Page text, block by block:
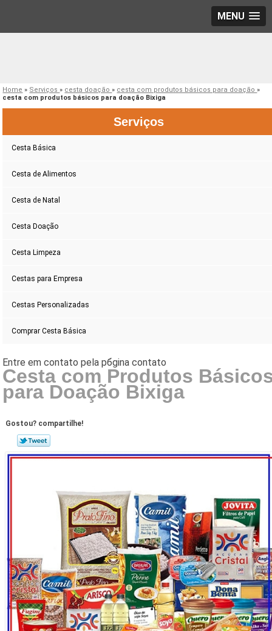
MENU
Home » Serviços» cesta doação» cesta com produtos básicos para doação»
cesta com produtos básicos para doação Bixiga
Serviços
Cesta Básica
Cesta de Alimentos
Cesta de Natal
Cesta Doação
Cesta Limpeza
Cestas para Empresa
Cestas Personalizadas
Comprar Cesta Básica
Cesta com Produtos
para Doação Bixiga
Gostou? compartilhe!